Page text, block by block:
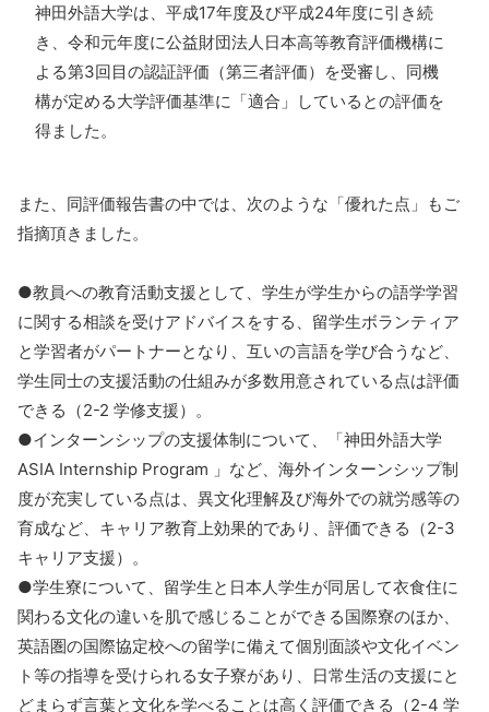
神田外語大学は、平成17年度及び平成24年度に引き続
き、令和元年度に公益財団法人日本高等教育評価機構に
よる第3回目の認証評価（第三者評価）を受審し、同機
構が定める大学評価基準に「適合」しているとの評価を
得ました。
また、同評価報告書の中では、次のような「優れた点」もご
指摘頂きました。
●教員への教育活動支援として、学生が学生からの語学学習
に関する相談を受けアドバイスをする、留学生ボランティア
と学習者がパートナーとなり、互いの言語を学び合うなど、
学生同士の支援活動の仕組みが多数用意されている点は評価
できる（2-2 学修支援）。
●インターンシップの支援体制について、「神田外語大学
ASIA Internship Program 」など、海外インターンシップ制
度が充実している点は、異文化理解及び海外での就労感等の
育成など、キャリア教育上効果的であり、評価できる（2-3
キャリア支援）。
●学生寮について、留学生と日本人学生が同居して衣食住に
関わる文化の違いを肌で感じることができる国際寮のほか、
英語圏の国際協定校への留学に備えて個別面談や文化イベン
ト等の指導を受けられる女子寮があり、日常生活の支援にと
どまらず言葉と文化を学べることは高く評価できる（2-4 学